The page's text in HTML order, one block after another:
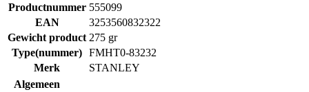
Productnummer 555099
EAN
3253560832322
Gewicht product 275 gr
Type(nummer) FMHT0-83232
Merk
STANLEY
Algemeen